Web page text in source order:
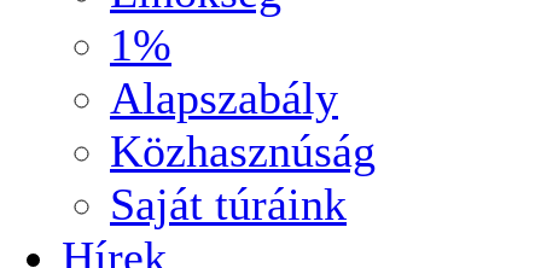
1%
Alapszabály
Közhasznúság
Saját túráink
Hírek